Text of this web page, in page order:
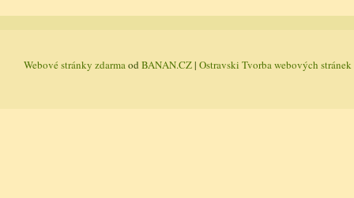
Webové stránky zdarmaod BANAN.CZ| Ostravski Tvorba webových stránek